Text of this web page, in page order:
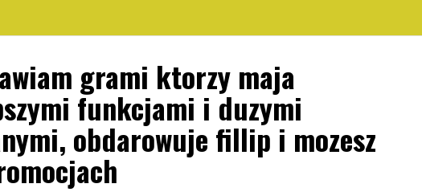
grami ktorzy maja
funkcjami i duzymi
obdarowuje fillip i mozesz